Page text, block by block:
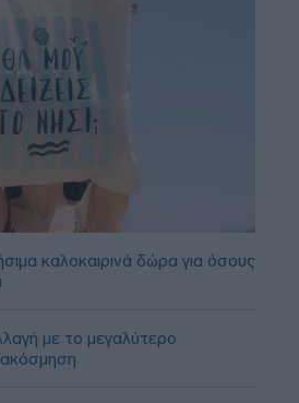
καλοκαιρινά δώρα για όσους
με το μεγαλύτερο